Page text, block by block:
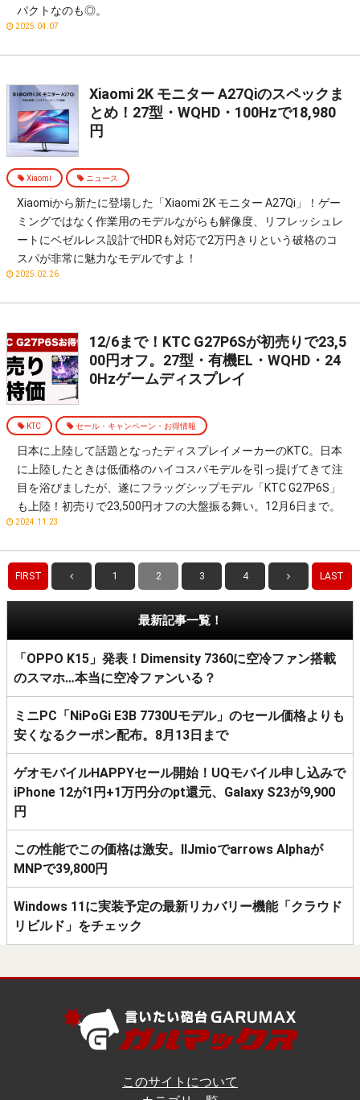
パクトなのも◎。
2025.04.07
Xiaomi 2K モニター A27Qiのスペックま
とめ！27型・WQHD・100Hzで18,980
円
Xiaomi ニュース
Xiaomiから新たに登場した「Xiaomi 2K モニター A27Qi」！ゲー
ミングではなく作業用のモデルながらも解像度、リフレッシュレ
ートにベゼルレス設計でHDRも対応で2万円きりという破格のコ
スパが非常に魅力なモデルですよ！
2025.02.26
12/6まで！KTC G27P6Sが初売りで23,5
00円オフ。27型・有機EL・WQHD・24
0Hzゲームディスプレイ
KTC セール・キャンペーン・お得情報
日本に上陸して話題となったディスプレイメーカーのKTC。日本
に上陸したときは低価格のハイコスパモデルを引っ提げてきて注
目を浴びましたが、遂にフラッグシップモデル「KTC G27P6S」
も上陸！初売りで23,500円オフの大盤振る舞い。12月6日まで。
2024.11.23
FIRST 1 2 3 4 LAST
最新記事一覧！
「OPPO K15」発表！Dimensity 7360に空冷ファン搭載
のスマホ…本当に空冷ファンいる？
ミニPC「NiPoGi E3B 7730Uモデル」のセール価格よりも
安くなるクーポン配布。8月13日まで
ゲオモバイルHAPPYセール開始！UQモバイル申し込みで
iPhone 12が1円+1万円分のpt還元、Galaxy S23が9,900
円
この性能でこの価格は激安。IIJmioでarrows Alphaが
MNPで39,800円
Windows 11に実装予定の最新リカバリー機能「クラウド
リビルド」をチェック
このサイトについて